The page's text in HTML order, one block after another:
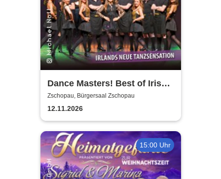
Dance Masters! Best of Irish
Dance
Zschopau, Bürgersaal Zschopau
12.11.2026
15:00 Uhr